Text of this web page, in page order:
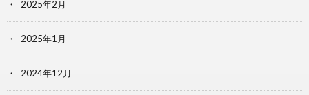
2025年2月
2025年1月
2024年12月